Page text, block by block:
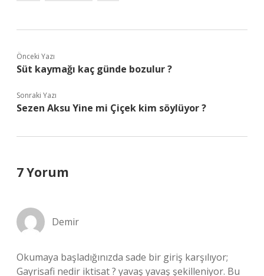
Önceki Yazı
Süt kaymağı kaç günde bozulur ?
Sonraki Yazı
Sezen Aksu Yine mi Çiçek kim söylüyor ?
7 Yorum
Demir
Okumaya başladığınızda sade bir giriş karşılıyor;
Gayrisafi nedir iktisat ? yavaş yavaş şekilleniyor. Bu